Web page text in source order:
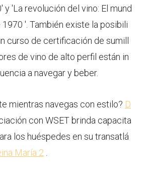
y 'La revolución del vino: El mund
'. También existe la posibili
curso de certificación de sumill
de vino de alto perfil están in
a navegar y beber.
mientras navegas con estilo? D
con WSET brinda capacita
los huéspedes en su transatlá
María 2